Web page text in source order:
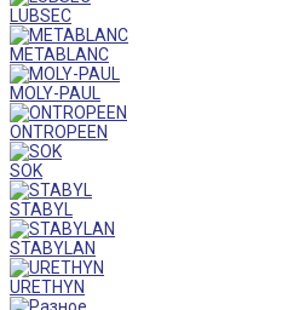
LUBSEC
METABLANC
MOLY-PAUL
ONTROPEEN
SOK
STABYL
STABYLAN
URETHYN